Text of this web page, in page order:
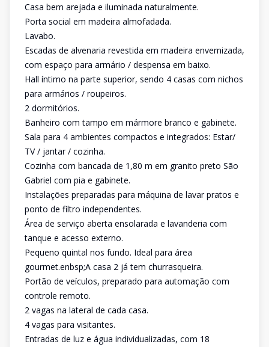
Casa bem arejada e iluminada naturalmente.
Porta social em madeira almofadada.
Lavabo.
Escadas de alvenaria revestida em madeira envernizada,
com espaço para armário / despensa em baixo.
Hall íntimo na parte superior, sendo 4 casas com nichos
para armários / roupeiros.
2 dormitórios.
Banheiro com tampo em mármore branco e gabinete.
Sala para 4 ambientes compactos e integrados: Estar/
TV / jantar / cozinha.
Cozinha com bancada de 1,80 m em granito preto São
Gabriel com pia e gabinete.
Instalações preparadas para máquina de lavar pratos e
ponto de filtro independentes.
Área de serviço aberta ensolarada e lavanderia com
tanque e acesso externo.
Pequeno quintal nos fundo. Ideal para área
gourmet.enbsp;A casa 2 já tem churrasqueira.
Portão de veículos, preparado para automação com
controle remoto.
2 vagas na lateral de cada casa.
4 vagas para visitantes.
Entradas de luz e água individualizadas, com 18